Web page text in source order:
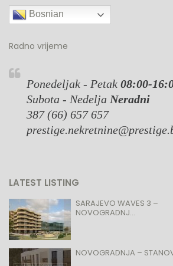
Bosnian
Radno vrijeme
Ponedeljak - Petak 08:00-
Subota - Nedelja Neradni
387 (66) 657 657
LATEST LISTING
SARAJEVO WAVES 3 –
NOVOGRADNJ...
NOVOGRADNJA –